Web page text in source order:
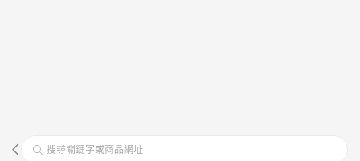
搜尋關鍵字或商品網址